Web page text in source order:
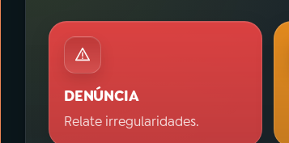
DENÚNCIA
Relate irregularidades.